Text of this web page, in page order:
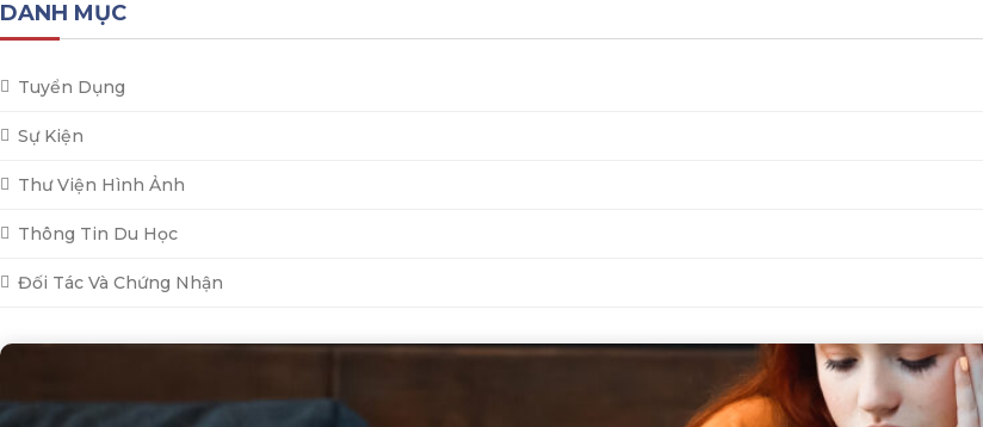
DANH MỤC
Tuyển Dụng
Sự Kiện
Thư Viện Hình Ảnh
Thông Tin Du Học
Đối Tác Và Chứng Nhận